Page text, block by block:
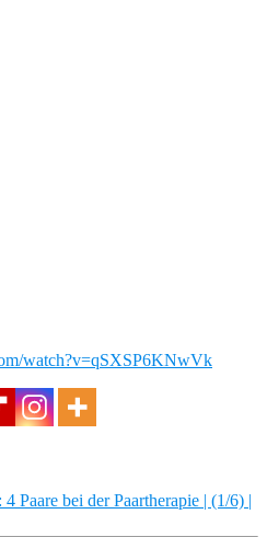
watch?v=qSXSP6KNwVk
Paare bei der Paartherapie | (1/6) |